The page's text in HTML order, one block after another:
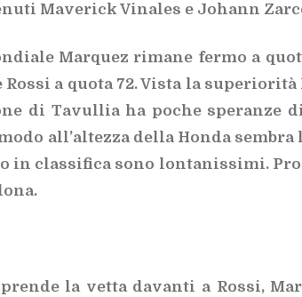
Ma­ve­rick Vi­na­les e Jo­hann
Mar­quez ri­ma­ne fer­mo a
a quo­ta 72. Vi­sta la
di Ta­vul­lia ha po­che spe­ran­ze
al­l’al­tez­za del­la Hon­da
in clas­si­fi­ca sono lon­ta­nis­si­mi.
la vet­ta da­van­ti a Ros­si,